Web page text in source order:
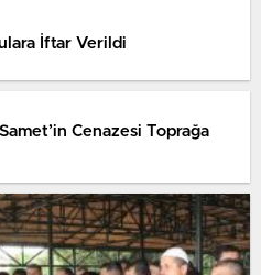
İftar Verildi
Cenazesi Toprağa